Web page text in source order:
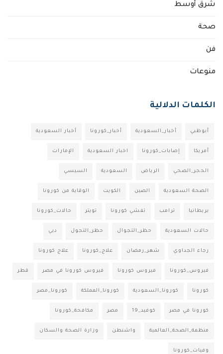
شرق أوسط
صحة
فن
منوعات
الكلمات الدلالية
أبوظبي أخبار_السعودية أخبار_كورونا أخبار السعودية
أمريكا إصابات_كورونا اخبار السعودية الإمارات
الحجر_الصحي الرياض السعودية السيسي
الصحة السعودية الصين الكويت الوقاية من كورونا
بريطانيا ترامب تفشي كورونا تويتر حالات_كورونا
حالات السعودية حظر_التجوال حظر_التجول دبي
رجاء الجداوي شهر_رمضان علاج_كورونا علاج كورونا
فيروس_كورونا فيروس كورونا فيروس كورونا في مصر قطر
كورونا كورونا_السعودية كورونا_المملكة كورونا_مصر
كورونا في مصر كوفيد_19 مصر مكافحة_كورونا
منظمة_الصحة_العالمية واشنطن وزارة الصحة والسكان
وفيات_كورونا